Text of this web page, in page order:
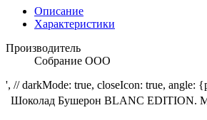
Описание
Характеристики
Производитель
Собрание ООО
', // darkMode: true, closeIcon: true,
Шоколад Бушерон BLANC EDITION.